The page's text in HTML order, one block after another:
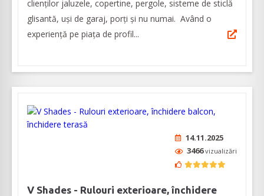
clienților jaluzele, copertine, pergole, sisteme de sticlă
glisantă, uși de garaj, porți și nu numai. Având o
experiență pe piața de profil...
14.11.2025
3466vizualizări
V Shades - Rulouri exterioare, închidere